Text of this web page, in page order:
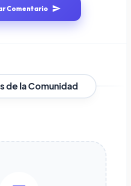
Comentario
de la Comunidad